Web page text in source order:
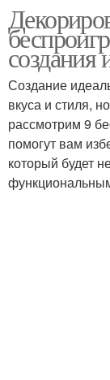
создания
Создание
вкуса и стиля,
рассмотрим 9
помогут вам
который будет